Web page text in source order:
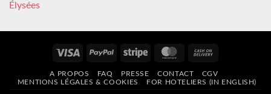
Élysées
Visa PayPal Stripe MasterCard
Delivery
A PROPOS FAQ PRESSE CONTACT
CGV
MENTIONS LÉGALES & COOKIES
FOR HOTELIERS (IN ENGLISH)